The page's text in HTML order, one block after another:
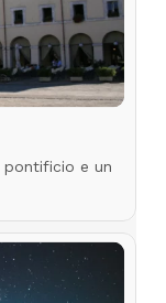
pontificio e un